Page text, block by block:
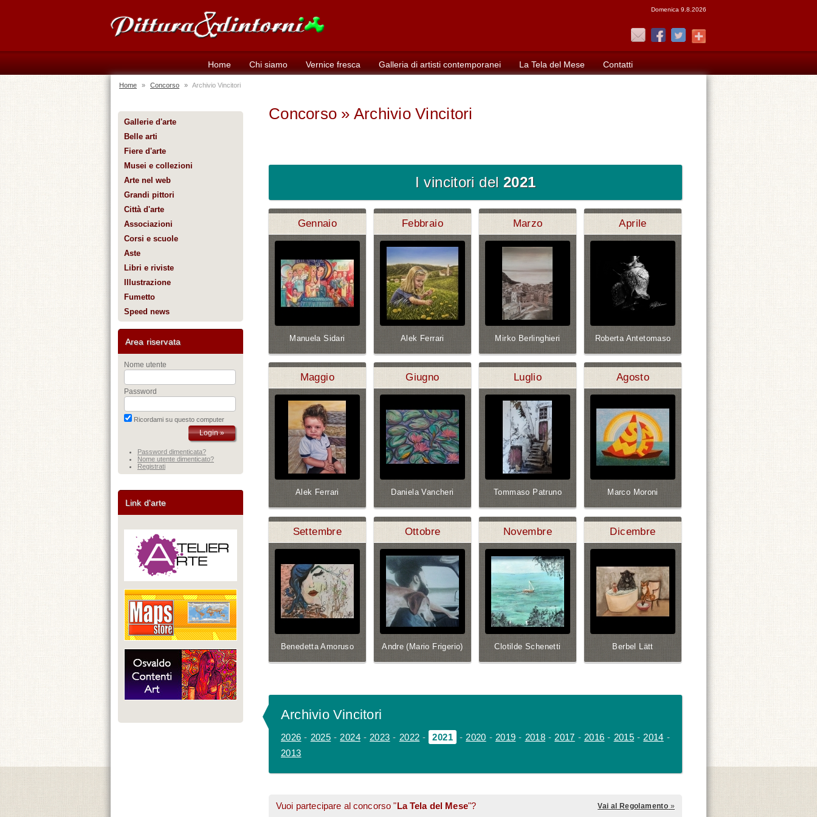
Domenica 9.8.2026
Home Chi siamo Vernice fresca Galleria di artisti contemporanei La Tela del Mese Contatti
Home » Concorso » Archivio Vincitori
Gallerie d'arte
Belle arti
Fiere d'arte
Musei e collezioni
Arte nel web
Grandi pittori
Città d'arte
Associazioni
Corsi e scuole
Aste
Libri e riviste
Illustrazione
Fumetto
Speed news
Area riservata
Nome utente
Password
Ricordami su questo computer
Password dimenticata?
Nome utente dimenticato?
Registrati
Link d'arte
Concorso » Archivio Vincitori
I vincitori del 2021
Gennaio
Manuela Sidari
Febbraio
Alek Ferrari
Marzo
Mirko Berlinghieri
Aprile
Roberta Antetomaso
Maggio
Alek Ferrari
Giugno
Daniela Vancheri
Luglio
Tommaso Patruno
Agosto
Marco Moroni
Settembre
Benedetta Amoruso
Ottobre
Andre (Mario Frigerio)
Novembre
Clotilde Schenetti
Dicembre
Berbel Lätt
Archivio Vincitori
2026 - 2025 - 2024- 2023 - 2022 - 2021 - 2020 - 2019 - 2018 - 2017 - 2016 - 2015 - 2014 -
2013
Vuoi partecipare al concorso "La Tela del Mese"? Vai al Regolamento »